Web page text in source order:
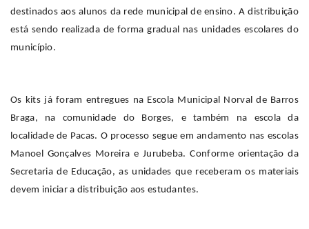
destinados aos alunos da rede municipal de ensino. A distribuição
está sendo realizada de forma gradual nas unidades escolares do
município.
Os kits já foram entregues na Escola Municipal Norval de Barros
Braga, na comunidade do Borges, e também na escola da
localidade de Pacas. O processo segue em andamento nas escolas
Manoel Gonçalves Moreira e Jurubeba. Conforme orientação da
Secretaria de Educação, as unidades que receberam os materiais
devem iniciar a distribuição aos estudantes.